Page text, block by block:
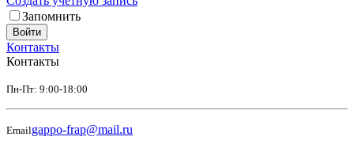
Запомнить
Войти
Контакты
Контакты
Пн-Пт: 9:00-18:00
Emailgappo-frap@mail.ru